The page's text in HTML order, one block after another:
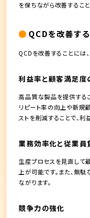
を保ちながら改善するこ
QCDを改善する
QCDを改善することには
利益率と顧客満足度
高品質な製品を提供する
リピート率の向上や新規
ストを削減することで、利
業務効率化と従業員
生産プロセスを見直して
上が可能です。また、無
ながります。
競争力の強化